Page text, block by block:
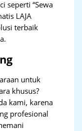
seperti “Sewa
LAJA
terbaik
untuk
khusus?
kami, karena
profesional